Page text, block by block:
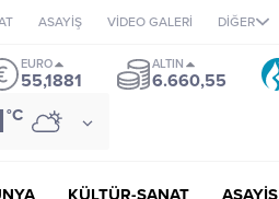
ASAYİŞ VİDEO GALERİ DİĞER
EURO
55,1881
ALTIN
6.660,55
°C
KÜLTÜR-SANAT ASAYİŞ